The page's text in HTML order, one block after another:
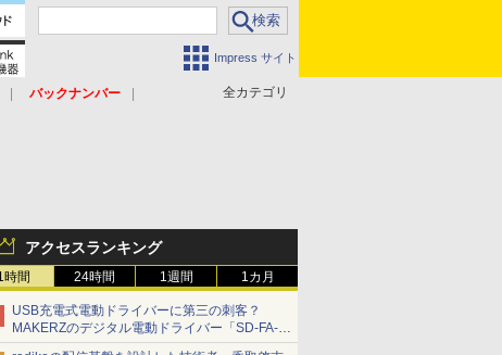
Impress サイト
全カテゴリ
バックナンバー
アクセスランキング
時間 24時間 1週間 1カ月
USB充電式電動ドライバーに第三の刺客？
MAKERZのデジタル電動ドライバー「SD-FA-
2000L」を、ベッセル、パナソニックと比較し